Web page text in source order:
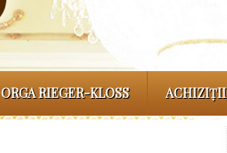
ORGA RIEGER-KLOSS ACHIZIȚII